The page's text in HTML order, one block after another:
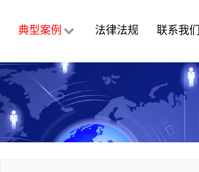
典型案例 法律法规 联系我们